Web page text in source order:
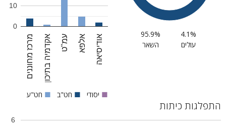
4.1%
עולים
95.9%
השאר
מרכז מחוננים אקדמיה בתיכון עמ"ט אלפא אודיסיאה
0
10
■ יסודי ■ חט"ב ■ חט"ע
התפלגות כיתות
6